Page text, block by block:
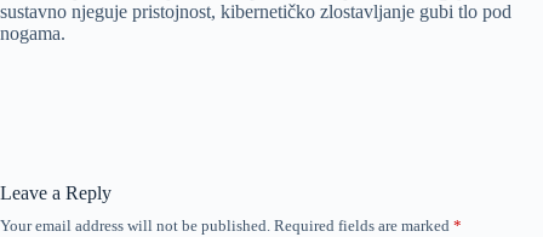
sustavno njeguje pristojnost, kibernetičko zlostavljanje gubi tlo pod
nogama.
Leave a Reply
Your email address will not be published. Required fields are marked *